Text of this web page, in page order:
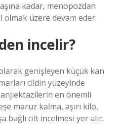
kadar, menopozdan
üzere devam eder.
incelir?
genişleyen küçük kan
cildin yüzeyinde
en önemli
maruz kalma, aşırı kilo,
bağlı cilt incelmesi yer alır.